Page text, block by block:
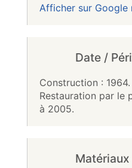
Afficher sur Google
Date /
Construction : 1964.
Restauration par le
à 2005.
Matériaux